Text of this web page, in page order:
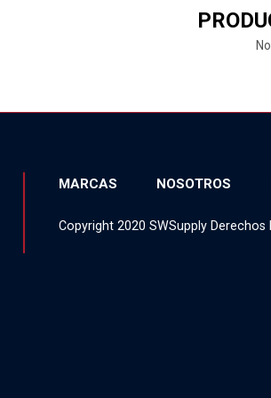
MARCAS NOSOTROS
Copyright 2020 SWSupply